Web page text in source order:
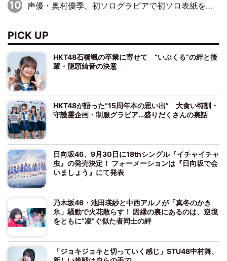
声優・奥村優季、初ソログラビアで初ソロ表紙を飾る！ 初めて見せる表情や、声優を志したきっかけなどを語った必読のインタビューを掲載
PICK UP
HKT48石橋颯の卒業に寄せて “いぶくる”の絆と後
輩・龍頭綺音の決意
HKT48が語った“15周年本の思い出” 大食い特訓・
守護霊企画・制服グラビア…盛りだくさんの裏話
日向坂46、9月30日に18thシングル『イチャイチャ
虫』の発売決定！ フォーメーションは『日向坂で会
いましょう』にて発表
乃木坂46・池田瑛紗と中西アルノが「真冬のかき
氷」騒動で火花散らす！ 因縁の裏にあるのは、逆境
をともに“凌”ぐ似た者同士の絆
「ジョキジョキと切っていく感じ」STU48中村舞、